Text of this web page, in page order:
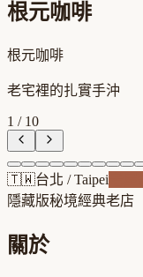
根元咖啡
根元咖啡
老宅裡的扎實手沖
1 / 10
🇹🇼台北 /Taipei
隱藏版秘境經典老店
關於